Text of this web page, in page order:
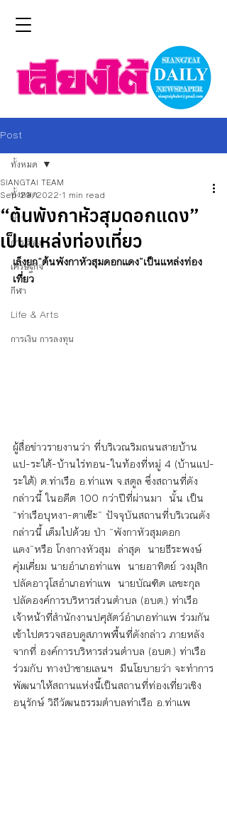
Post
ทั้งหมด
ข่าว
การเมือง
เศรษฐกิจ
กีฬา
Life & Arts
การเงิน การลงทุน
ทั้งหมด
“ต้นพังกาหัวสุมดอกแดง”
เป็นแหล่งท่องเที่ยว
SIANGTAI TEAM
Sep 29, 2022 1 min read
เล็งยก“ต้นพังกาหัวสุมดอกแดง”เป็นแหล่งท่อง
เที่ยว
ผู้สื่อข่าวรายงานว่า ที่บริเวณริมถนนสายบ้าน
แป-ระใต้-บ้านไร่ทอน-ในท้องที่หมู่ 4 (บ้านแป-
ระใต้) ต.ท่าเรือ อ.ท่าแพ จ.สตูล ซึ่งสถานที่ดัง
กล่าวนี้ ในอดีต 100 กว่าปีที่ผ่านมา  นั้น เป็น
“ท่าเรือบุหงา-ตาเซ๊ะ” ปัจจุบันสถานที่บริเวณดัง
กล่าวนี้ เต็มไปด้วย ป่า “พังกาหัวสุมดอก
แดง”หรือ โกงกางหัวสุม  ล่าสุด  นายธีระพงษ์
คุ่มเคี่ยม นายอำเภอท่าแพ  นายอาทิตย์ วงมุสิก
ปลัดอาวุโสอำเภอท่าแพ  นายบัณฑิต เลขะกุล
ปลัดองค์การบริหารส่วนตำบล (อบต.) ท่าเรือ
เจ้าหน้าที่สำนักงานปศุสัตว์อำเภอท่าแพ ร่วมกัน
เข้าไปตรวจสอบดูสภาพพื้นที่ดังกล่าว ภายหลัง
จากที่ องค์การบริหารส่วนตำบล (อบต.) ท่าเรือ
ร่วมกับ ทางป่าชายเลนฯ  มีนโยบายว่า จะทำการ
พัฒนาให้สถานแห่งนี้เป็นสถานที่ท่องเที่ยวเชิง
อนุรักษ์ วิถีวัฒนธรรมตำบลท่าเรือ อ.ท่าแพ